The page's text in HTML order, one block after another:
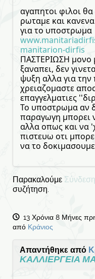
αγαπητοι φιλοι
ρωταμε και
για το υποστρωμα
manitarion-dirfis
ΠΑΣΤΕΡΙΩΣΗ μονο
ξαναπει, δεν
ψυξη αλλα για
χρειαζομαστε
επαγγελματιες
Το υποστρωμα αν
παραγωγη μπορει
αλλα οπως και να
πιστευω οτι
να το
Παρακαλούμε Σύνδεση
συζήτηση.
13 Χρόνια 8 Μήνες
από Κράνιος
Απαντήθηκε από
ΚΑΛΛΙΕΡΓΕΙΑ